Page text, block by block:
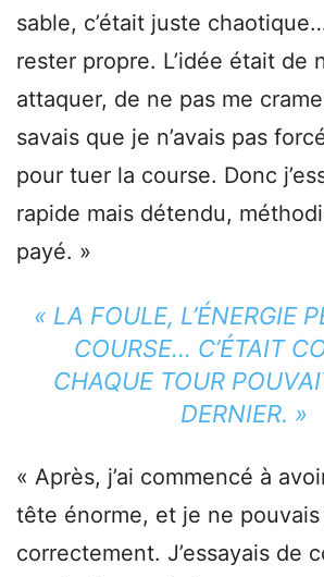
sable, c’était juste
rester propre. L’idée était de
attaquer, de ne pas me
savais que je n’avais pas
pour tuer la course. Donc
rapide mais détendu,
payé. »
« LA FOULE, L’ÉNERGIE
COURSE… C’ÉTAIT
CHAQUE TOUR
DERNIER. »
« Après, j’ai commencé à
tête énorme, et je ne
correctement. J’essayais de